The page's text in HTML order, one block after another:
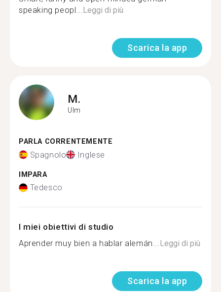
speaking peopl...Leggi di più
Scarica la app
M.
Ulm
PARLA CORRENTEMENTE
Spagnolo Inglese
IMPARA
Tedesco
I miei obiettivi di studio
Aprender muy bien a hablar alemán...Leggi di più
Scarica la app